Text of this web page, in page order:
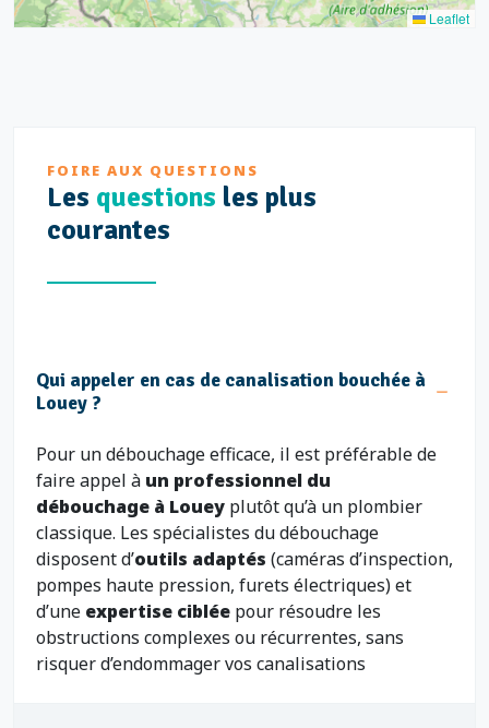
Leaflet
FOIRE AUX QUESTIONS
Les questions les plus
courantes
Qui appeler en cas de canalisation bouchée à
Louey ?
Pour un débouchage efficace, il est préférable de
faire appel à un professionnel du
débouchage à Louey plutôt qu’à un plombier
classique. Les spécialistes du débouchage
disposent d’outils adaptés (caméras d’inspection,
pompes haute pression, furets électriques) et
d’une expertise ciblée pour résoudre les
obstructions complexes ou récurrentes, sans
risquer d’endommager vos canalisations